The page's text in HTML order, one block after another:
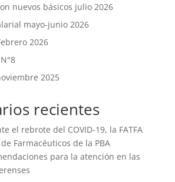
nuevos básicos julio 2026
mayo-junio 2026
2026
2025
recientes
el rebrote del COVID-19, la FATFA
Farmacéuticos de la PBA
para la atención en las